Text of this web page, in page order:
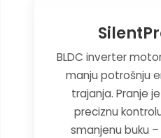
BLDC inverter
manju potrošnju
trajanja. Pranje
preciznu
smanjenu buku